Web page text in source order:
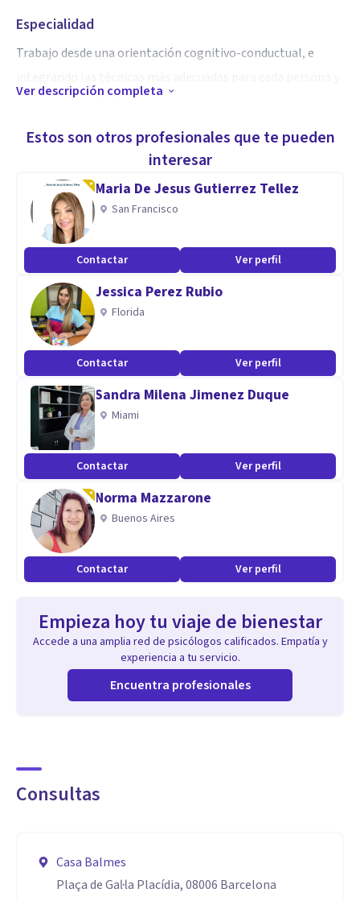
Especialidad
Trabajo desde una orientación cognitivo-conductual, e
para conseguir tu bienestar.
Aptitudes
Problemas de ansiedad, depresión, duelo, estrés, dejar de
fumar, regulación emocional, autoestima
Ver descripción completa
Estos son otros profesionales que te pueden
interesar
Maria De Jesus Gutierrez Tellez
San Francisco
Contactar Ver perfil
Jessica Perez Rubio
Florida
Contactar Ver perfil
Sandra Milena Jimenez Duque
Miami
Contactar Ver perfil
Norma Mazzarone
Buenos Aires
Contactar Ver perfil
Empieza hoy tu viaje de bienestar
Accede a una amplia red de psicólogos calificados. Empatía y
experiencia a tu servicio.
Encuentra profesionales
Consultas
Casa Balmes
Plaça de Gal·la Placídia, 08006 Barcelona